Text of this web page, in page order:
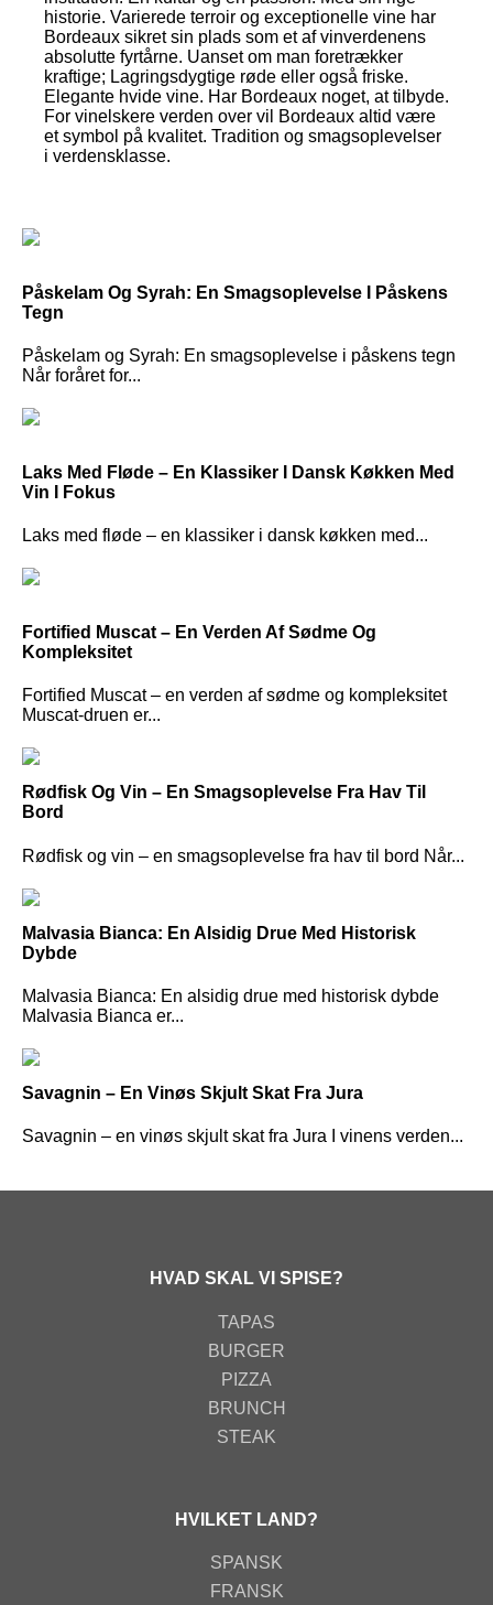
historie. Varierede terroir og exceptionelle vine har
Bordeaux sikret sin plads som et af vinverdenens
absolutte fyrtårne. Uanset om man foretrækker
kraftige; Lagringsdygtige røde eller også friske.
Elegante hvide vine. Har Bordeaux noget, at tilbyde.
For vinelskere verden over vil Bordeaux altid være
et symbol på kvalitet. Tradition og smagsoplevelser
i verdensklasse.
Påskelam Og Syrah: En Smagsoplevelse I Påskens
Tegn
Påskelam og Syrah: En smagsoplevelse i påskens tegn
Når foråret for...
Laks Med Fløde – En Klassiker I Dansk Køkken Med
Vin I Fokus
Laks med fløde – en klassiker i dansk køkken med...
Fortified Muscat – En Verden Af Sødme Og
Kompleksitet
Fortified Muscat – en verden af sødme og kompleksitet
Muscat-druen er...
Rødfisk Og Vin – En Smagsoplevelse Fra Hav Til
Bord
Rødfisk og vin – en smagsoplevelse fra hav til bord Når...
Malvasia Bianca: En Alsidig Drue Med Historisk
Dybde
Malvasia Bianca: En alsidig drue med historisk dybde
Malvasia Bianca er...
Savagnin – En Vinøs Skjult Skat Fra Jura
Savagnin – en vinøs skjult skat fra Jura I vinens verden...
HVAD SKAL VI SPISE?
TAPAS
BURGER
PIZZA
BRUNCH
STEAK
HVILKET LAND?
SPANSK
FRANSK